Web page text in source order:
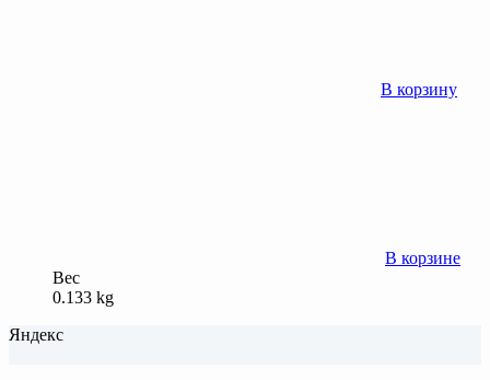
В корзину
В корзине
Вес
0.133 kg
Яндекс